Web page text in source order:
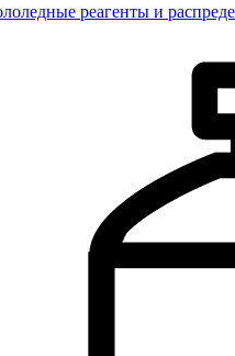
реагенты и